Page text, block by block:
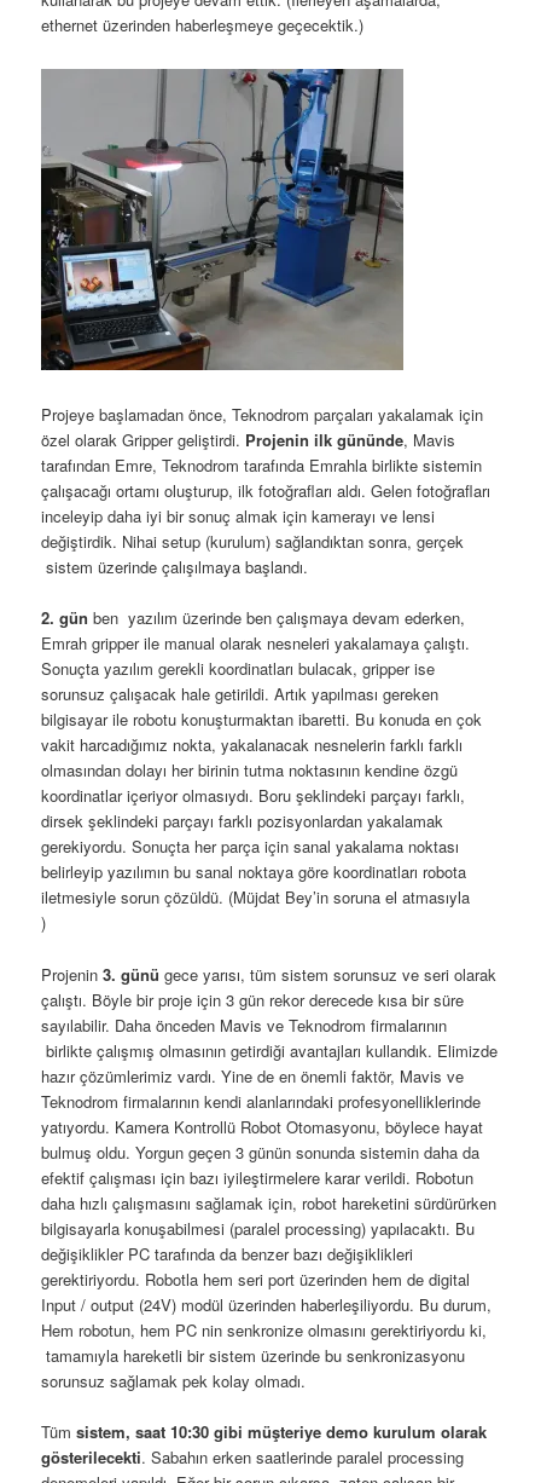
ethernet üzerinden haberleşmeye geçecektik.)
Projeye başlamadan önce, Teknodrom parçaları yakalamak için
özel olarak Gripper geliştirdi. Projenin ilk gününde, Mavis
tarafından Emre, Teknodrom tarafında Emrahla birlikte sistemin
çalışacağı ortamı oluşturup, ilk fotoğrafları aldı. Gelen fotoğrafları
inceleyip daha iyi bir sonuç almak için kamerayı ve lensi
değiştirdik. Nihai setup (kurulum) sağlandıktan sonra, gerçek
sistem üzerinde çalışılmaya başlandı.
2. gün ben yazılım üzerinde ben çalışmaya devam ederken,
Emrah gripper ile manual olarak nesneleri yakalamaya çalıştı.
Sonuçta yazılım gerekli koordinatları bulacak, gripper ise
sorunsuz çalışacak hale getirildi. Artık yapılması gereken
bilgisayar ile robotu konuşturmaktan ibaretti. Bu konuda en çok
vakit harcadığımız nokta, yakalanacak nesnelerin farklı farklı
olmasından dolayı her birinin tutma noktasının kendine özgü
koordinatlar içeriyor olmasıydı. Boru şeklindeki parçayı farklı,
dirsek şeklindeki parçayı farklı pozisyonlardan yakalamak
gerekiyordu. Sonuçta her parça için sanal yakalama noktası
belirleyip yazılımın bu sanal noktaya göre koordinatları robota
iletmesiyle sorun çözüldü. (Müjdat Bey’in soruna el atmasıyla
)
Projenin3. günü gece yarısı, tüm sistem sorunsuz ve seri olarak
çalıştı. Böyle bir proje için 3 gün rekor derecede kısa bir süre
sayılabilir. Daha önceden Mavis ve Teknodrom firmalarının
birlikte çalışmış olmasının getirdiği avantajları kullandık. Elimizde
hazır çözümlerimiz vardı. Yine de en önemli faktör, Mavis ve
Teknodrom firmalarının kendi alanlarındaki profesyonelliklerinde
yatıyordu. Kamera Kontrollü Robot Otomasyonu, böylece hayat
bulmuş oldu. Yorgun geçen 3 günün sonunda sistemin daha da
efektif çalışması için bazı iyileştirmelere karar verildi. Robotun
daha hızlı çalışmasını sağlamak için, robot hareketini sürdürürken
bilgisayarla konuşabilmesi (paralel processing) yapılacaktı. Bu
değişiklikler PC tarafında da benzer bazı değişiklikleri
gerektiriyordu. Robotla hem seri port üzerinden hem de digital
Input / output (24V) modül üzerinden haberleşiliyordu. Bu durum,
Hem robotun, hem PC nin senkronize olmasını gerektiriyordu ki,
tamamıyla hareketli bir sistem üzerinde bu senkronizasyonu
sorunsuz sağlamak pek kolay olmadı.
Tümsistem, saat 10:30 gibi müşteriye demo kurulum olarak
gösterilecekti. Sabahın erken saatlerinde paralel processing